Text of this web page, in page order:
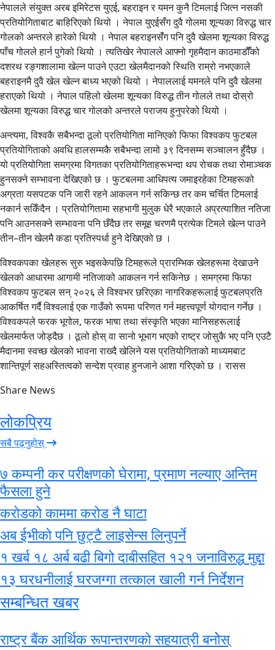
नेपालले संयुक्त अरब इमिरेटस युएई, बहराइन र यमन कुनै टिमलाई जित्न नसकी
प्रतियोगिताबाट बाहिरिएको थियो । नेपाल युएईसँग दुवै गोलमा शून्यका विरुद्ध चार
गोलको अन्तरले हारेको थियो । नेपाल बहराइनसंँग पनि दुवै खेलमा शून्यका विरुद्ध
पाँच गोलले हार्न पुगेको थियो । त्यतिखेर नेपालले आफ्नो गृहमैदान काठमाडौंँको
दशरथ रङ्गशालामा खेल्न पाउने एउटा खेलमैदानको स्थिति राम्रो नभएकाले
बहराइनमै दुवै खेल खेल्न बाध्य भएको थियो । नेपाललाई यमनले पनि दुवै खेलमा
हराएको थियो । नेपाल पहिलो खेलमा शून्यका विरुद्ध तीन गोलले तथा दोस्रो
खेलमा शून्यका विरुद्ध चार गोलको अन्तरले पराजय हुनुपरेको थियो ।
अन्त्यमा, विश्वकै सबैभन्दा ठूलो प्रतियोगिता मानिएको फिफा विश्वकप फुटबल
प्रतियोगिताको अवधि हालसम्मकै सबैभन्दा लामो ३९ दिनसम्म सञ्चालन हुँदैछ ।
यो प्रतियोगिता समग्रमा विगतका प्रतियोगिताहरूभन्दा थप रोचक तथा रोमाञ्चक
हुनसक्ने सम्भावना देखिएको छ । फुटबलमा आधिपत्य जमाइरहेका टिमहरूको
अग्रता यसपटक पनि जारी रहने आकलन गर्न सकिन्छ तर कम चर्चित टिमलाई
नकार्न सकिँदैन । प्रतियोगितामा सहभागी मुलुक धेरै भएकाले अप्रत्याशित नतिजा
पनि आउनसक्ने सम्भावना पनि छँदैछ तर समूह चरणमै प्रत्येक टिमले खेल्न पाउने
तीन–तीन खेलमै कडा प्रतिस्पर्धा हुने देखिएको छ ।
विश्वकपका खेलहरू सुरु भइसकेपछि टिमहरूले प्रारम्भिक खेलहरूमा देखाउने
खेलको आधारमा आगामी नतिजाको आकलन गर्न सकिनेछ । समग्रमा फिफा
विश्वकप फुटबल सन् २०२६ ले विश्वभर छरिएका नागरिकहरूलाई फुटबलप्रति
आकर्षित गर्दै विश्वलाई एक गाउँको रूपमा परिणत गर्न महत्त्वपूर्ण योगदान गर्नेछ ।
विश्वकपले फरक भूगोल, फरक भाषा तथा संस्कृति भएका मानिसहरूलाई
खेलमार्फत जोड्दैछ । ठूलो होस् वा सानो भूभाग भएको राष्ट्र जोसुकै भए पनि एउटै
मैदानमा स्वच्छ खेलको भावना राख्दै खेलिने यस प्रतियोगिताको माध्यमबाट
शान्तिपूर्ण सहअस्तित्वको सन्देश प्रवाह हुनजाने आशा गरिएको छ । रासस
Share News
लोकप्रिय
सबै पढ्नुहोस्
७ कम्पनी कर परीक्षणको घेरामा, प्रमाण नल्याए अन्तिम
फैसला हुने
करोडको काममा करोड नै घाटा
अब ईभीको पनि छुट्टै लाइसेन्स लिनुपर्ने
१ खर्ब १८ अर्ब बढी बिगो दाबीसहित १२१ जनाविरुद्ध मुद्दा
१३ घरधनीलाई घरजग्गा तत्काल खाली गर्न निर्देशन
सम्बन्धित खबर
राष्ट्र बैंक आर्थिक रूपान्तरणको सहयात्री बनोेस्